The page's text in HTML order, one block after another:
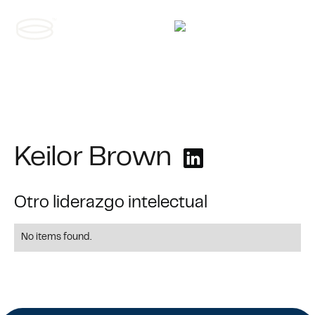
Keilor Brown
Otro liderazgo intelectual
No items found.